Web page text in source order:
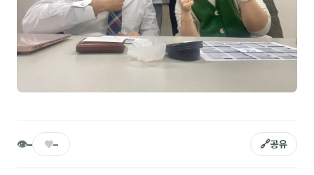
최지혜
홍은표
고객사 레퍼런스
👁– ♥– 🔗공유